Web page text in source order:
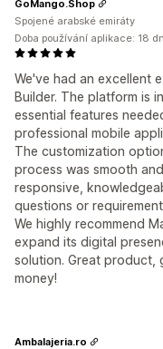
We've had an excellent
Builder. The platform is
essential features
professional mobile
The customization
process was smooth
responsive,
questions or
We highly recommend
expand its digital
solution. Great product,
money!
GoMango.Shop
Spojené arabské emiráty
Doba používání aplikace: 18
Ambalajeria.ro